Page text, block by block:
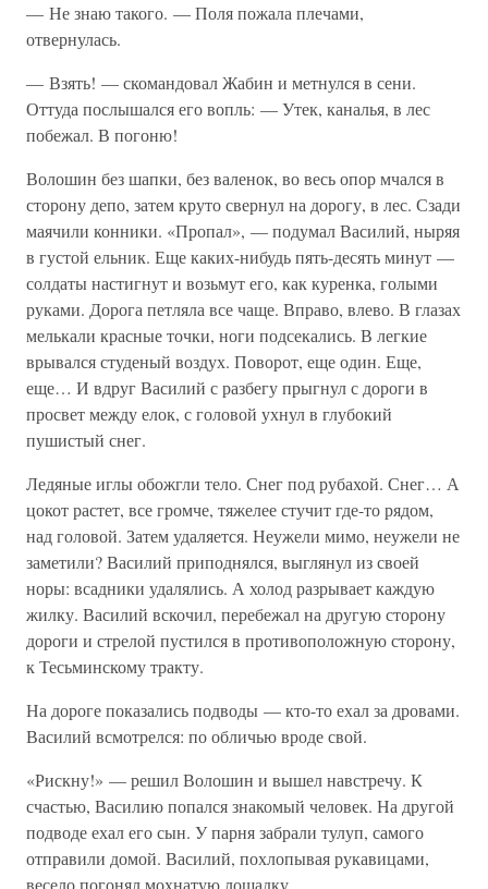
— Не знаю такого. — Поля пожала плечами,
отвернулась.
— Взять! — скомандовал Жабин и метнулся в сени.
Оттуда послышался его вопль: — Утек, каналья, в лес
побежал. В погоню!
Волошин без шапки, без валенок, во весь опор мчался в
сторону депо, затем круто свернул на дорогу, в лес. Сзади
маячили конники. «Пропал», — подумал Василий, ныряя
в густой ельник. Еще каких-нибудь пять-десять минут —
солдаты настигнут и возьмут его, как куренка, голыми
руками. Дорога петляла все чаще. Вправо, влево. В глазах
мелькали красные точки, ноги подсекались. В легкие
врывался студеный воздух. Поворот, еще один. Еще,
еще… И вдруг Василий с разбегу прыгнул с дороги в
просвет между елок, с головой ухнул в глубокий
пушистый снег.
Ледяные иглы обожгли тело. Снег под рубахой. Снег… А
цокот растет, все громче, тяжелее стучит где-то рядом,
над головой. Затем удаляется. Неужели мимо, неужели не
заметили? Василий приподнялся, выглянул из своей
норы: всадники удалялись. А холод разрывает каждую
жилку. Василий вскочил, перебежал на другую сторону
дороги и стрелой пустился в противоположную сторону,
к Тесьминскому тракту.
На дороге показались подводы — кто-то ехал за дровами.
Василий всмотрелся: по обличью вроде свой.
«Рискну!» — решил Волошин и вышел навстречу. К
счастью, Василию попался знакомый человек. На другой
подводе ехал его сын. У парня забрали тулуп, самого
отправили домой. Василий, похлопывая рукавицами,
весело погонял мохнатую лошадку.